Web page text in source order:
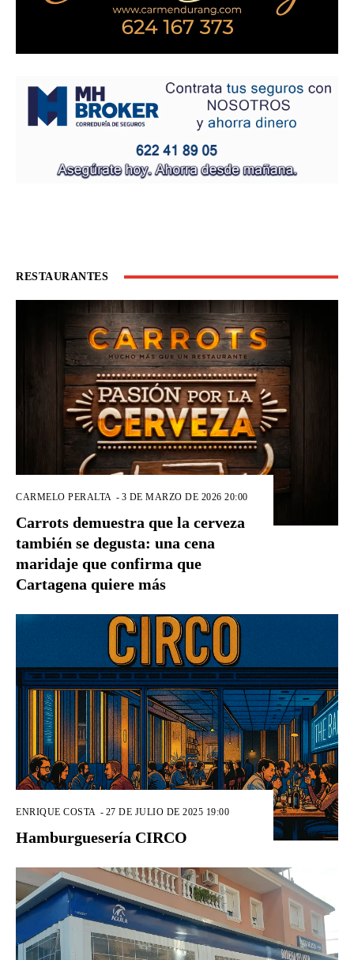
RESTAURANTES
CARMELO PERALTA - 3 DE MARZO DE 2026 20:00
Carrots demuestra que la cerveza
también se degusta: una cena
maridaje que confirma que
Cartagena quiere más
ENRIQUE COSTA - 27 DE JULIO DE 2025 19:00
Hamburguesería CIRCO